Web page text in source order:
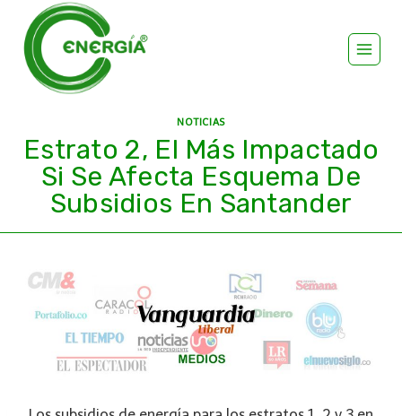
NOTICIAS
Estrato 2, El Más Impactado
Si Se Afecta Esquema De
Subsidios En Santander